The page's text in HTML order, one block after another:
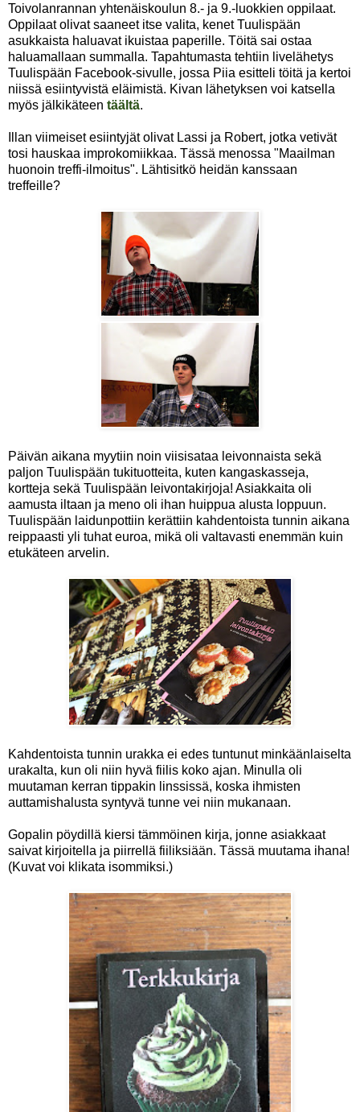
Toivolanrannan yhtenäiskoulun 8.- ja 9.-luokkien oppilaat.
Oppilaat olivat saaneet itse valita, kenet Tuulispään
asukkaista haluavat ikuistaa paperille. Töitä sai ostaa
haluamallaan summalla. Tapahtumasta tehtiin livelähetys
Tuulispään Facebook-sivulle, jossa Piia esitteli töitä ja kertoi
niissä esiintyvistä eläimistä. Kivan lähetyksen voi katsella
myös jälkikäteen täältä.
Illan viimeiset esiintyjät olivat Lassi ja Robert, jotka vetivät
tosi hauskaa improkomiikkaa. Tässä menossa "Maailman
huonoin treffi-ilmoitus". Lähtisitkö heidän kanssaan
treffeille?
Päivän aikana myytiin noin viisisataa leivonnaista sekä
paljon Tuulispään tukituotteita, kuten kangaskasseja,
kortteja sekä Tuulispään leivontakirjoja! Asiakkaita oli
aamusta iltaan ja meno oli ihan huippua alusta loppuun.
Tuulispään laidunpottiin kerättiin kahdentoista tunnin aikana
reippaasti yli tuhat euroa, mikä oli valtavasti enemmän kuin
etukäteen arvelin.
Kahdentoista tunnin urakka ei edes tuntunut minkäänlaiselta
urakalta, kun oli niin hyvä fiilis koko ajan. Minulla oli
muutaman kerran tippakin linssissä, koska ihmisten
auttamishalusta syntyvä tunne vei niin mukanaan.
Gopalin pöydillä kiersi tämmöinen kirja, jonne asiakkaat
saivat kirjoitella ja piirrellä fiiliksiään. Tässä muutama ihana!
(Kuvat voi klikata isommiksi.)